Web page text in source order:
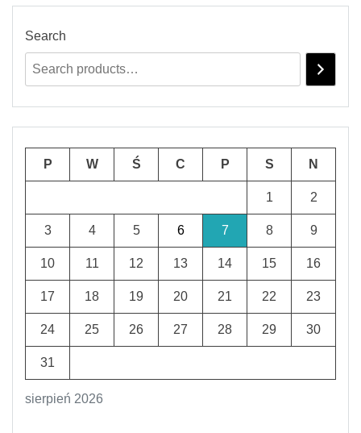
Search
sierpień 2026
P W Ś C P S N
1 2
3 4 5 6 7 8 9
10 11 12 13 14 15 16
17 18 19 20 21 22 23
24 25 26 27 28 29 30
31